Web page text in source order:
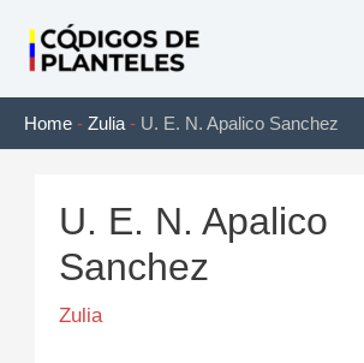
contenido
Home - Zulia - U. E. N. Apalico Sanchez
U. E. N. Apalico
Sanchez
Zulia